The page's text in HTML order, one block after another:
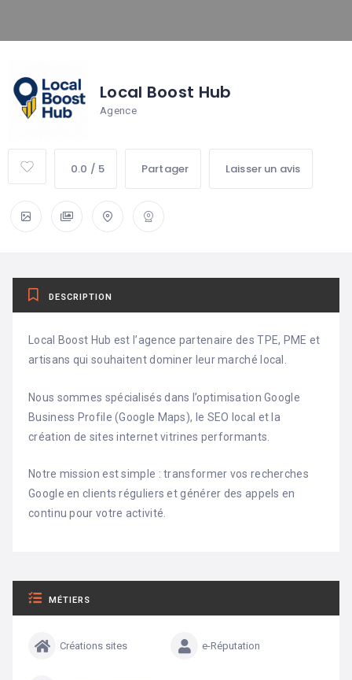
Local Boost Hub
Agence
0.0 / 5 Partager Laisser un avis
DESCRIPTION
Local Boost Hub est l’agence partenaire des TPE, PME et
artisans qui souhaitent dominer leur marché local.
Nous sommes spécialisés dans l’optimisation Google
Business Profile (Google Maps), le SEO local et la
création de sites internet vitrines performants.
Notre mission est simple : transformer vos recherches
Google en clients réguliers et générer des appels en
continu pour votre activité.
MÉTIERS
Créations sites e-Réputation